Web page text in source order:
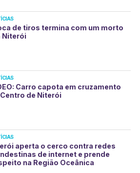
de tiros termina com um morto
Niterói
Carro capota em cruzamento
de Niterói
aperta o cerco contra redes
de internet e prende
na Região Oceânica